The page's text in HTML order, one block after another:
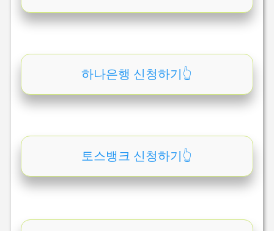
하나은행 신청하기👆
토스뱅크 신청하기👆